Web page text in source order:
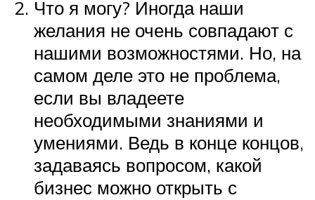
Что я могу? Иногда наши
желания не очень совпадают с
нашими возможностями. Но, на
самом деле это не проблема,
если вы владеете
необходимыми знаниями и
умениями. Ведь в конце концов,
задаваясь вопросом, какой
бизнес можно открыть с